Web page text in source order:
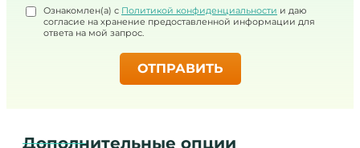
Ознакомлен(а) с Политикой конфиденциальности и даю
согласие на хранение предоставленной информации для
ответа на мой запрос.
ОТПРАВИТЬ
Дополнительные опции